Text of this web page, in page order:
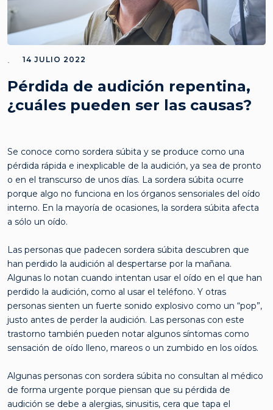
14 JULIO 2022
Pérdida de audición repentina,
¿cuáles pueden ser las causas?
Se conoce como sordera súbita y se produce como una
pérdida rápida e inexplicable de la audición, ya sea de pronto
o en el transcurso de unos días. La sordera súbita ocurre
porque algo no funciona en los órganos sensoriales del oído
interno. En la mayoría de ocasiones, la sordera súbita afecta
a sólo un oído.
Las personas que padecen sordera súbita descubren que
han perdido la audición al despertarse por la mañana.
Algunas lo notan cuando intentan usar el oído en el que han
perdido la audición, como al usar el teléfono. Y otras
personas sienten un fuerte sonido explosivo como un “pop”,
justo antes de perder la audición. Las personas con este
trastorno también pueden notar algunos síntomas como
sensación de oído lleno, mareos o un zumbido en los oídos.
Algunas personas con sordera súbita no consultan al médico
de forma urgente porque piensan que su pérdida de
audición se debe a alergias, sinusitis, cera que tapa el